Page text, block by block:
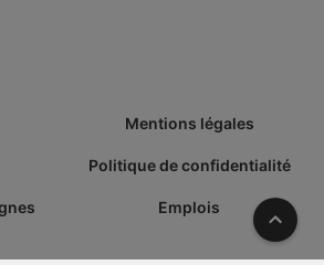
Mentions légales
Politique de confidentialité
Emplois Vers